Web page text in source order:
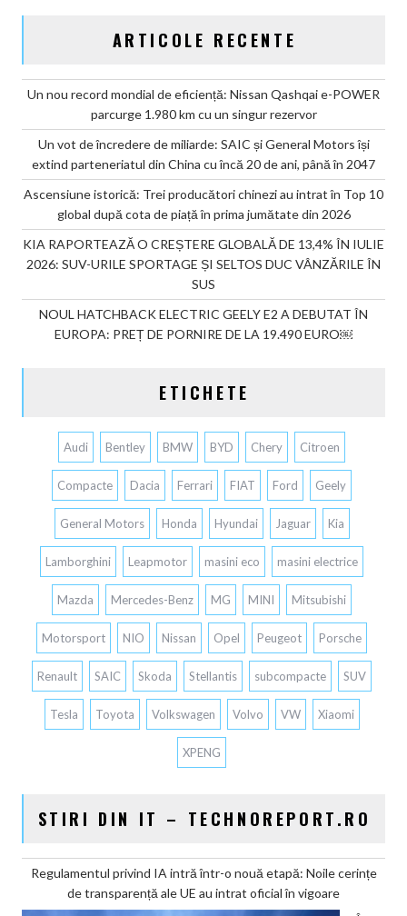
ARTICOLE RECENTE
Un nou record mondial de eficiență: Nissan Qashqai e-POWER
parcurge 1.980 km cu un singur rezervor
Un vot de încredere de miliarde: SAIC și General Motors își
extind parteneriatul din China cu încă 20 de ani, până în 2047
Ascensiune istorică: Trei producători chinezi au intrat în Top 10
global după cota de piață în prima jumătate din 2026
KIA RAPORTEAZĂ O CREȘTERE GLOBALĂ DE 13,4% ÎN IULIE
2026: SUV-URILE SPORTAGE ȘI SELTOS DUC VÂNZĂRILE ÎN
SUS
NOUL HATCHBACK ELECTRIC GEELY E2 A DEBUTAT ÎN
EUROPA: PREȚ DE PORNIRE DE LA 19.490 EURO￼
ETICHETE
Audi Bentley BMW BYD Chery Citroen
Compacte Dacia Ferrari FIAT Ford Geely
General Motors Honda Hyundai Jaguar Kia
Lamborghini Leapmotor masini eco masini electrice
Mazda Mercedes-Benz MG MINI Mitsubishi
Motorsport NIO Nissan Opel Peugeot Porsche
Renault SAIC Skoda Stellantis subcompacte SUV
Tesla Toyota Volkswagen Volvo VW Xiaomi
XPENG
STIRI DIN IT – TECHNOREPORT.RO
Regulamentul privind IA intră într-o nouă etapă: Noile cerințe
de transparență ale UE au intrat oficial în vigoare